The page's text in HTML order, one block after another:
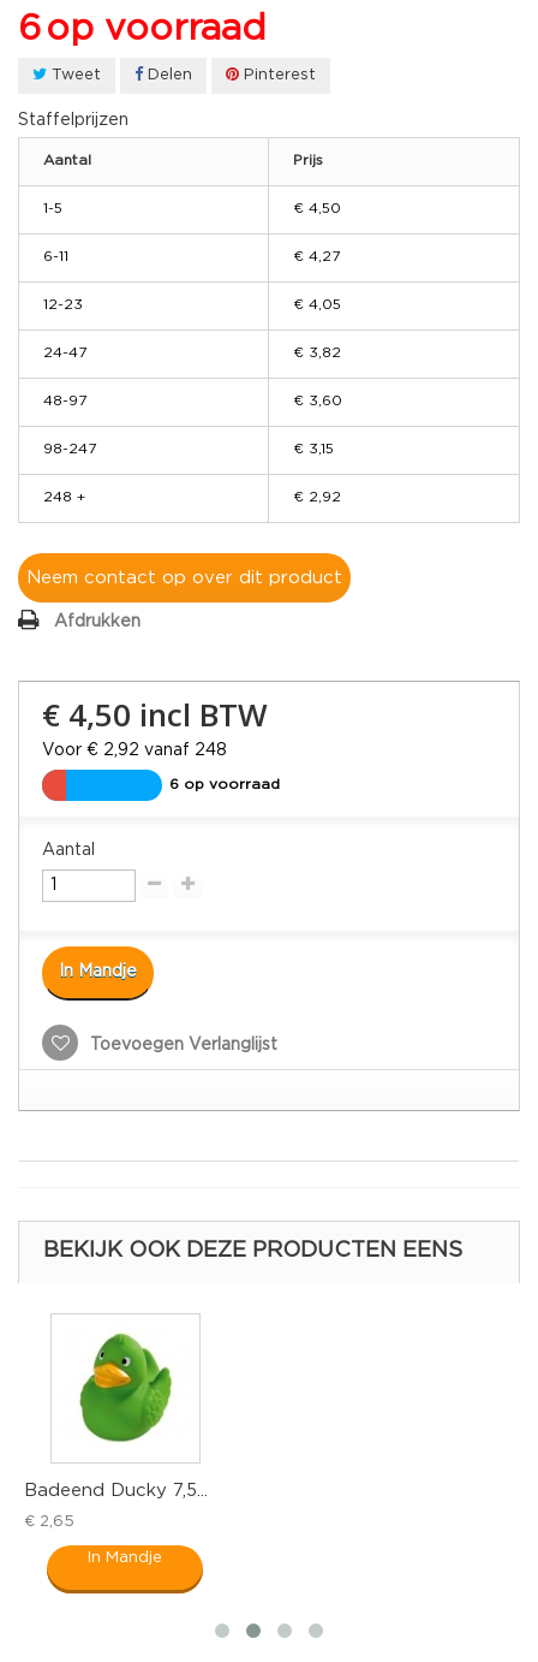
6 op voorraad
Tweet Delen Pinterest
Staffelprijzen
Aantal Prijs
1-5 € 4,50
6-11 € 4,27
12-23 € 4,05
24-47 € 3,82
48-97 € 3,60
98-247 € 3,15
248 + € 2,92
Neem contact op over dit product
Afdrukken
€ 4,50 incl BTW
Voor € 2,92 vanaf 248
6 op voorraad
Aantal
In Mandje
Toevoegen Verlanglijst
BEKIJK OOK DEZE PRODUCTEN EENS
Badeend Ducky 7,5...
€ 2,65
In Mandje